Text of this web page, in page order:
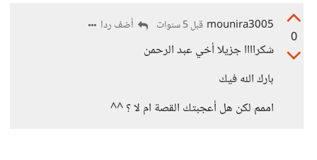
0
mounira3005 قبل 5 سنوات أضف ردا
شكراااا جزيلا أخي عبد الرحمن
بارك الله فيك
اممم لكن هل أعجبتك القصة ام لا ؟ ^^